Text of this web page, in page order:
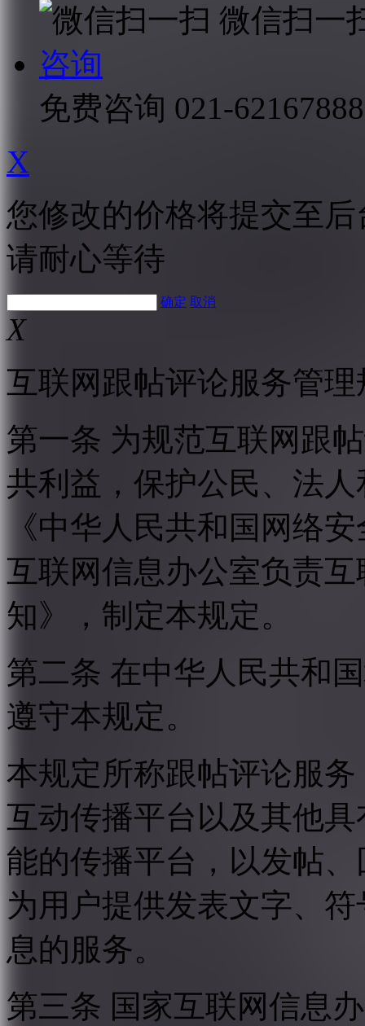
微信扫一
咨询
免费咨询 021-62167888
X
您修改的价格将提交至
请耐心等待
确定 取消
X
互联网跟帖评论服务管理
第一条 为规范互联网跟
共利益，保护公民、法
《中华人民共和国网络
互联网信息办公室负责
知》，制定本规定。
第二条 在中华人民共和
遵守本规定。
本规定所称跟帖评论服
互动传播平台以及其他
能的传播平台，以发帖
为用户提供发表文字、
息的服务。
第三条 国家互联网信息